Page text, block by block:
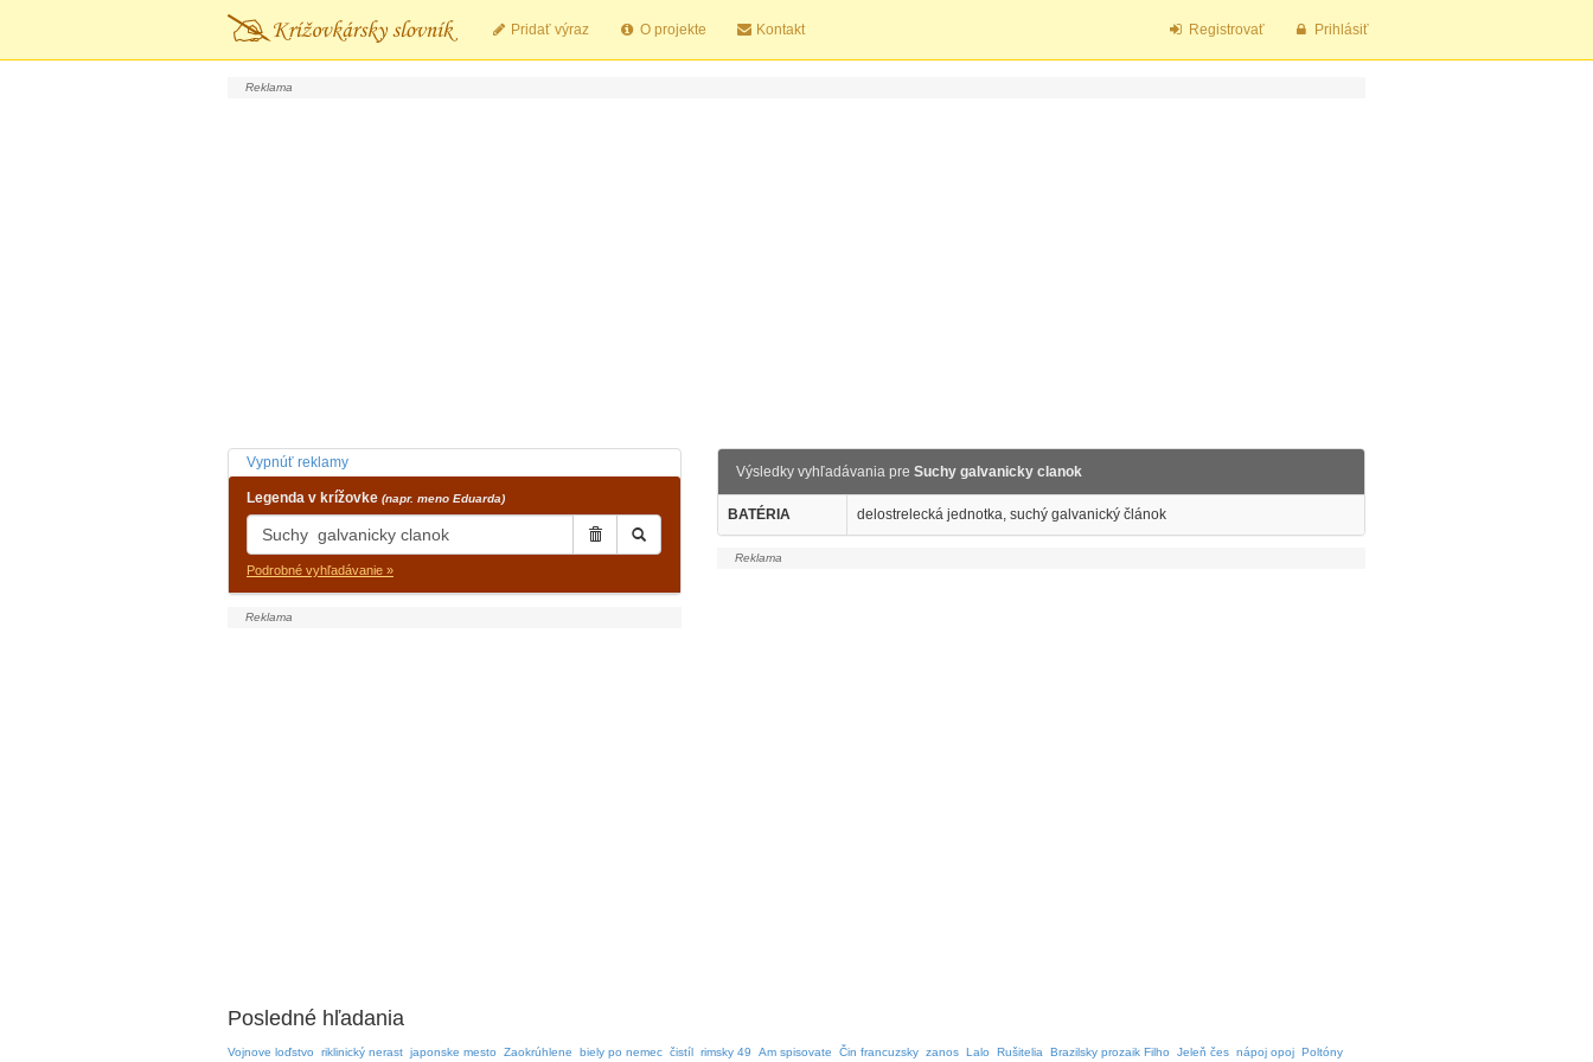
Pridať výraz O projekte Kontakt Registrovať Prihlásiť
Vypnúť reklamy
Legenda v krížovke (napr. meno Eduarda)
Podrobné vyhľadávanie »
Výsledky vyhľadávania pre Suchy galvanicky clanok
BATÉRIA delostrelecká jednotka, suchý galvanický článok
Posledné hľadania
Vojnove loďstvo riklinický nerast japonske mesto Zaokrúhlene biely po nemec čistíl rimsky 49 Am spisovate Čin francuzsky zanos Lalo Rušitelia Brazilsky prozaik Filho Jeleň čes nápoj opoj Poltóny